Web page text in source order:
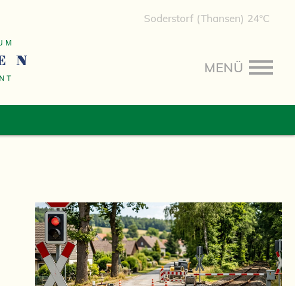
Soderstorf (Thansen) 24°C
MENÜ